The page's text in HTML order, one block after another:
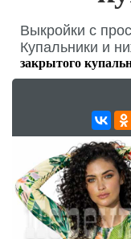
Выкройки с
Купальники и
закрытого